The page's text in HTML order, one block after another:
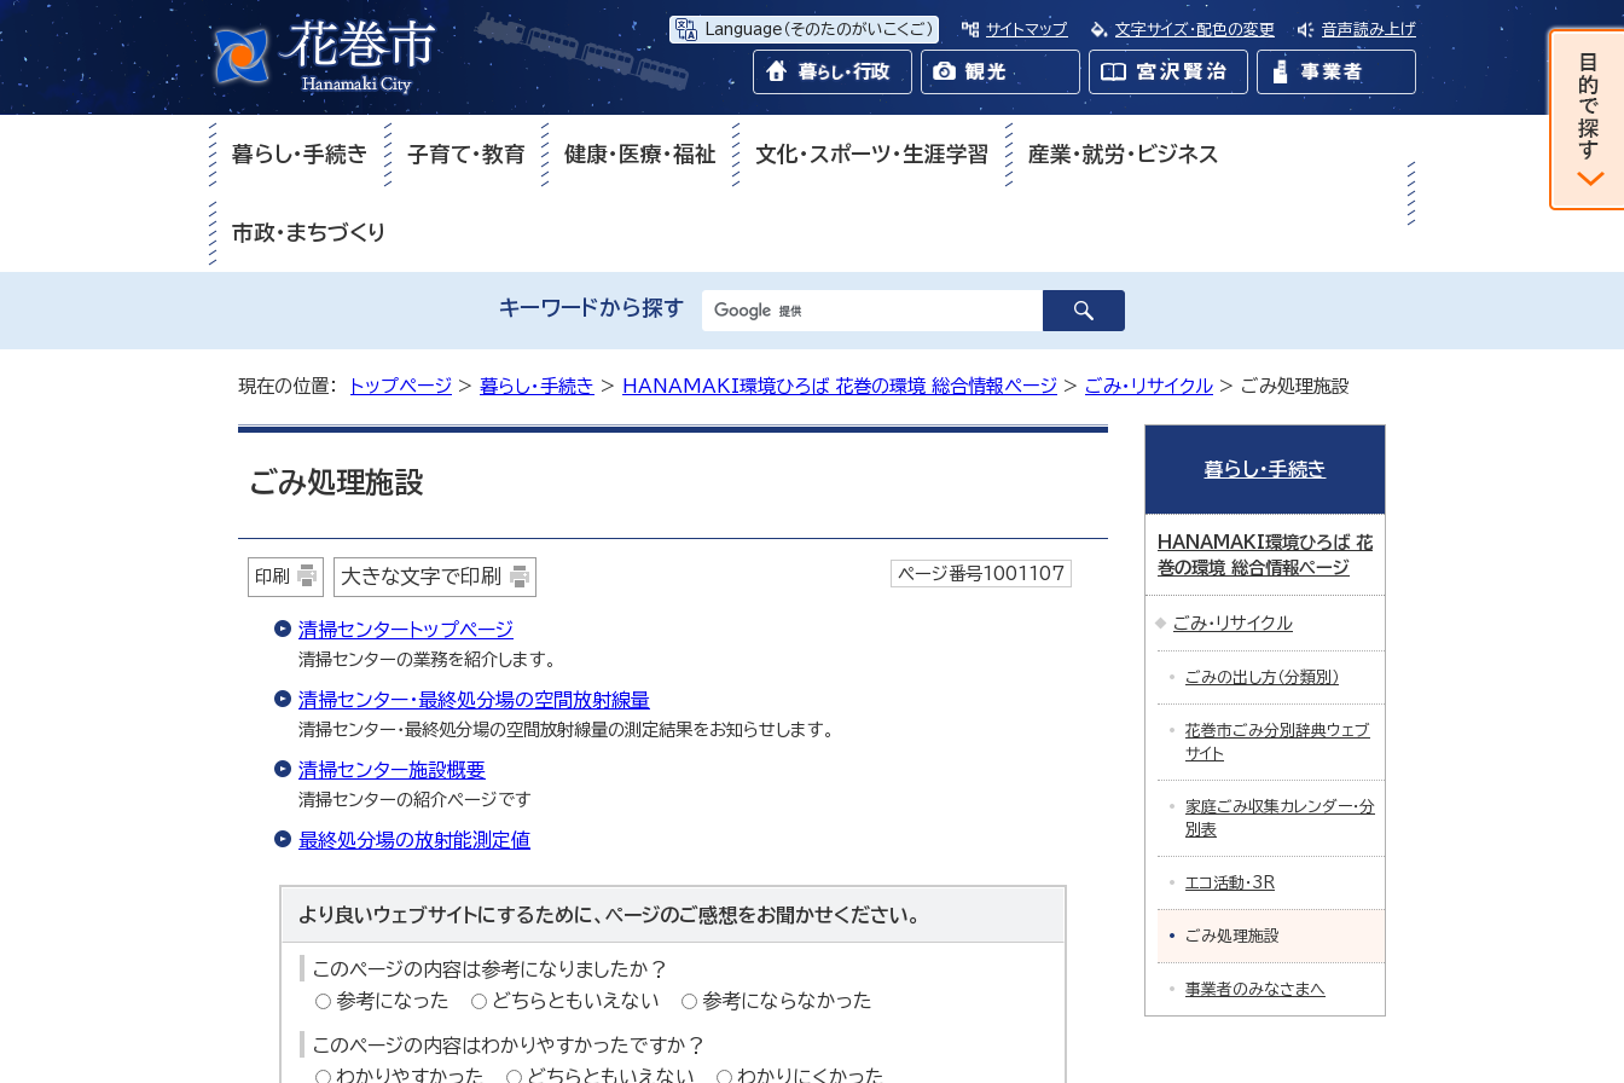
Language （そのたのがいこくご） サイトマップ 文字サイズ・配色の変更 音声読み上げ
暮らし・手続き 子育て・教育 健康・医療・福祉 文化・スポーツ・生涯学習 産業・就労・ビジネス
市政・まちづくり
キーワードから探す
現在の位置： トップページ > 暮らし・手続き > HANAMAKI環境ひろば 花巻の環境 総合情報ページ > ごみ・リサイクル > ごみ処理施設
ごみ処理施設
印刷 大きな文字で印刷 ページ番号1001107
清掃センタートップページ
清掃センターの業務を紹介します。
清掃センター・最終処分場の空間放射線量
清掃センター・最終処分場の空間放射線量の測定結果をお知らせします。
清掃センター施設概要
清掃センターの紹介ページです
最終処分場の放射能測定値
より良いウェブサイトにするために、ページのご感想をお聞かせください。
このページの内容は参考になりましたか？
参考になった
どちらともいえない 参考にならなかった
このページの内容はわかりやすかったですか？
わかりやすかった
どちらともいえない わかりにくかった
暮らし・手続き
HANAMAKI環境ひろば 花
巻の環境 総合情報ページ
ごみ・リサイクル
ごみの出し方（分類別）
花巻市ごみ分別辞典ウェブ
サイト
家庭ごみ収集カレンダー・分
別表
エコ活動・3R
ごみ処理施設
事業者のみなさまへ